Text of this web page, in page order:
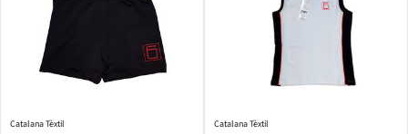
Catalana Tèxtil Catalana Tèxtil